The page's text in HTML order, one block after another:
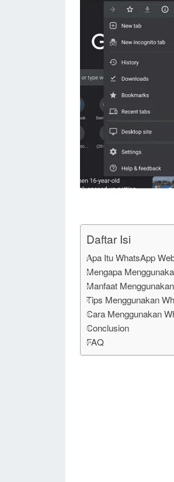
Daftar Isi
Apa Itu WhatsApp
Mengapa
Manfaat
Tips Menggunakan
Cara Menggunakan
Conclusion
FAQ